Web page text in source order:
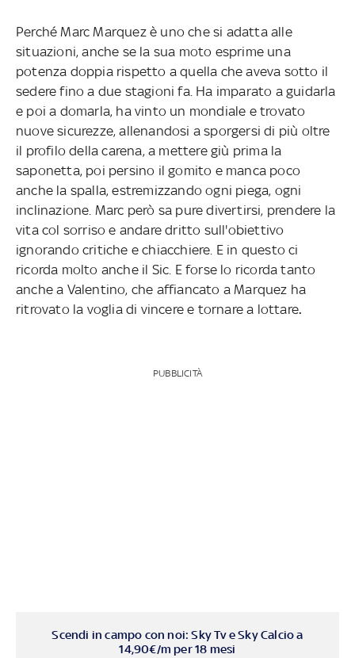
Perché Marc Marquez è uno che si adatta alle
situazioni, anche se la sua moto esprime una
potenza doppia rispetto a quella che aveva sotto il
sedere fino a due stagioni fa. Ha imparato a guidarla
e poi a domarla, ha vinto un mondiale e trovato
nuove sicurezze, allenandosi a sporgersi di più oltre
il profilo della carena, a mettere giù prima la
saponetta, poi persino il gomito e manca poco
anche la spalla, estremizzando ogni piega, ogni
inclinazione. Marc però sa pure divertirsi, prendere la
vita col sorriso e andare dritto sull'obiettivo
ignorando critiche e chiacchiere. E in questo ci
ricorda molto anche il Sic. E forse lo ricorda tanto
anche a Valentino, che affiancato a Marquez ha
ritrovato la voglia di vincere e tornare a lottare.
PUBBLICITÀ
Scendi in campo con noi: Sky Tv e Sky Calcio a
14,90€/m per 18 mesi